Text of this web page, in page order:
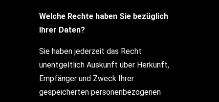
Welche Rechte haben Sie bezüglich
Ihrer Daten?
Sie haben jederzeit das Recht
unentgeltlich Auskunft über Herkunft,
Empfänger und Zweck Ihrer
gespeicherten personenbezogenen